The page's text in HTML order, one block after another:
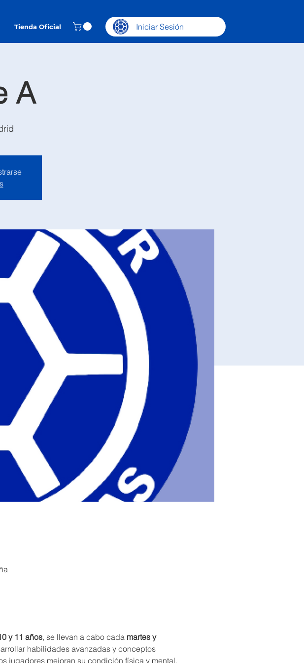
Tienda Oficial Iniciar Sesión
A
y 11 años, se llevan a cabo cada martes y
habilidades avanzadas y conceptos
jugadores mejoran su condición física y mental,